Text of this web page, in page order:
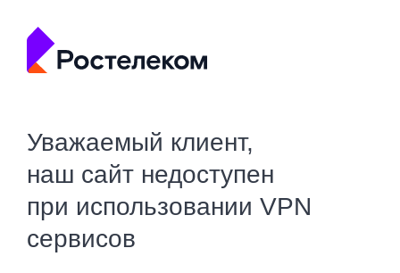
Уважаемый клиент,
наш сайт недоступен
при использовании VPN
сервисов